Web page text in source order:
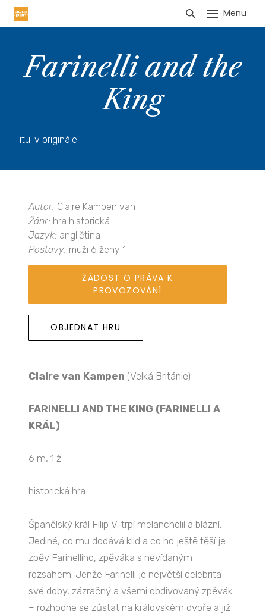
Menu
Farinelli and the
King
Titul v originále:
Autor: Claire Kampen van
Žánr: hra historická
Jazyk: angličtina
Postavy: muži 6 ženy 1
ŽÁDOST O PRÁVA K
PROVOZOVÁNÍ
OBJEDNAT HRU
Claire van Kampen (Velká Británie)
FARINELLI AND THE KING (FARINELLI A
KRÁL)
6 m, 1 ž
historická hra
Španělský král Filip V. trpí melancholií a blázní.
Jediné, co mu dodává klid a co ho ještě těší je
zpěv Farinelliho, zpěváka s nevídaným
rozsahem. Jenže Farinelli je největší celebrita
své doby, zázračný a všemi obdivovaný zpěvák
– rozhodne se zůstat na královském dvoře a již